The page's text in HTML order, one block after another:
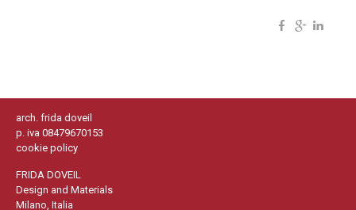
arch. frida doveil
p. iva 08479670153
cookie policy
FRIDA DOVEIL
Design and Materials
Milano, Italia